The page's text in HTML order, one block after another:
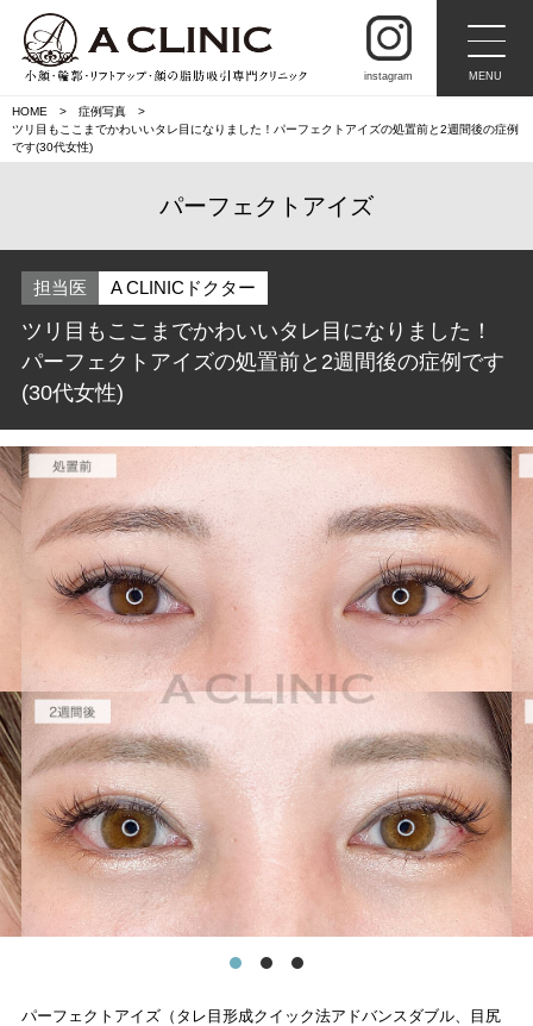
instagram MENU
HOME
症例写真
ツリ目もここまでかわいいタレ目になりました！パーフェクトアイズの処置前と2週間後の症例
です(30代女性)
パーフェクトアイズ
担当医 A CLINICドクター
ツリ目もここまでかわいいタレ目になりました！
パーフェクトアイズの処置前と2週間後の症例です
(30代女性)
パーフェクトアイズ（タレ目形成クイック法アドバンスダブル、目尻